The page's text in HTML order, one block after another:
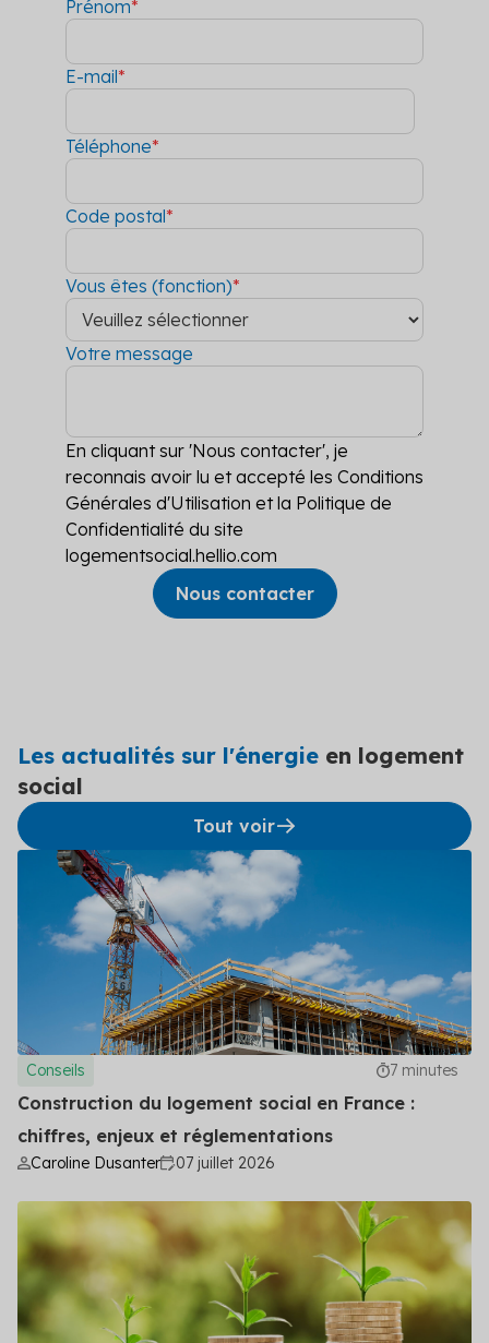
Prénom*
E-mail*
Téléphone*
Code postal*
Vous êtes (fonction)*
Votre message
En cliquant sur 'Nous contacter', je
reconnais avoir lu et accepté les Conditions
Générales d'Utilisation et la Politique de
Confidentialité du site
logementsocial.hellio.com
Les actualités sur l'énergie en logement
social
Tout voir
Conseils 7 minutes
Construction du logement social en France :
chiffres, enjeux et réglementations
Caroline Dusanter 07 juillet 2026